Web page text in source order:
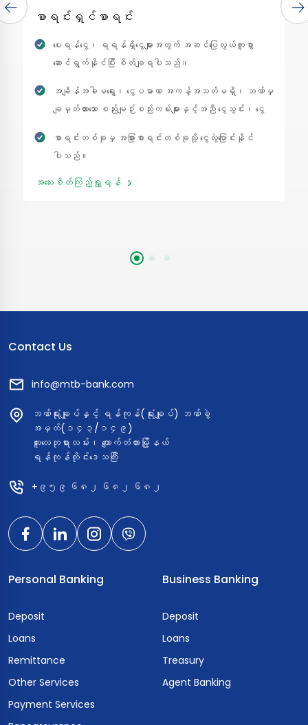
စာရင်းရှင်စာရင်း
ပေးရန်ငွေ၊ ရရန်ရှိငွေများအတွက် အဆင်ပြေလွယ်ကူစွာ
ဆောင်ရွက်နိုင်ပြီး စိတ်ချရပါသည်။
အချိန်အခါမရွေး၊ ငွေပမာဏ အကန့်အသတ်မရှိ၊ ဘဏ်မှ
ချမှတ်ထားသော စည်းမျဉ်းစည်းကမ်းများနှင့်အညီ ငွေသွင်း၊ ငွေ
စာရင်းတစ်ခုမှ အခြားစာရင်းတစ်ခုသို့ ငွေလွဲပြောင်းနိုင်
ပါသည်။
အသေးစိတ်ကြည့်ရှု့ရန်
Contact Us
info@mtb-bank.com
ဘဏ်ရုံးချုပ်နှင့် ရန်ကုန်(ရုံးချုပ်) ဘဏ်ခွဲ
အမှတ်(၁၄၃/၁၄၉)
ဆူးလေဘုရားလမ်း၊ ကျောက်တံတားမြို့နယ်
ရန်ကုန်တိုင်းဒေသကြီး
+၉၅၉ ၆၈၂ ၆၈၂ ၆၈၂
Personal Banking
Deposit
Loans
Remittance
Other Services
Payment Services
Business Banking
Deposit
Loans
Treasury
Agent Banking